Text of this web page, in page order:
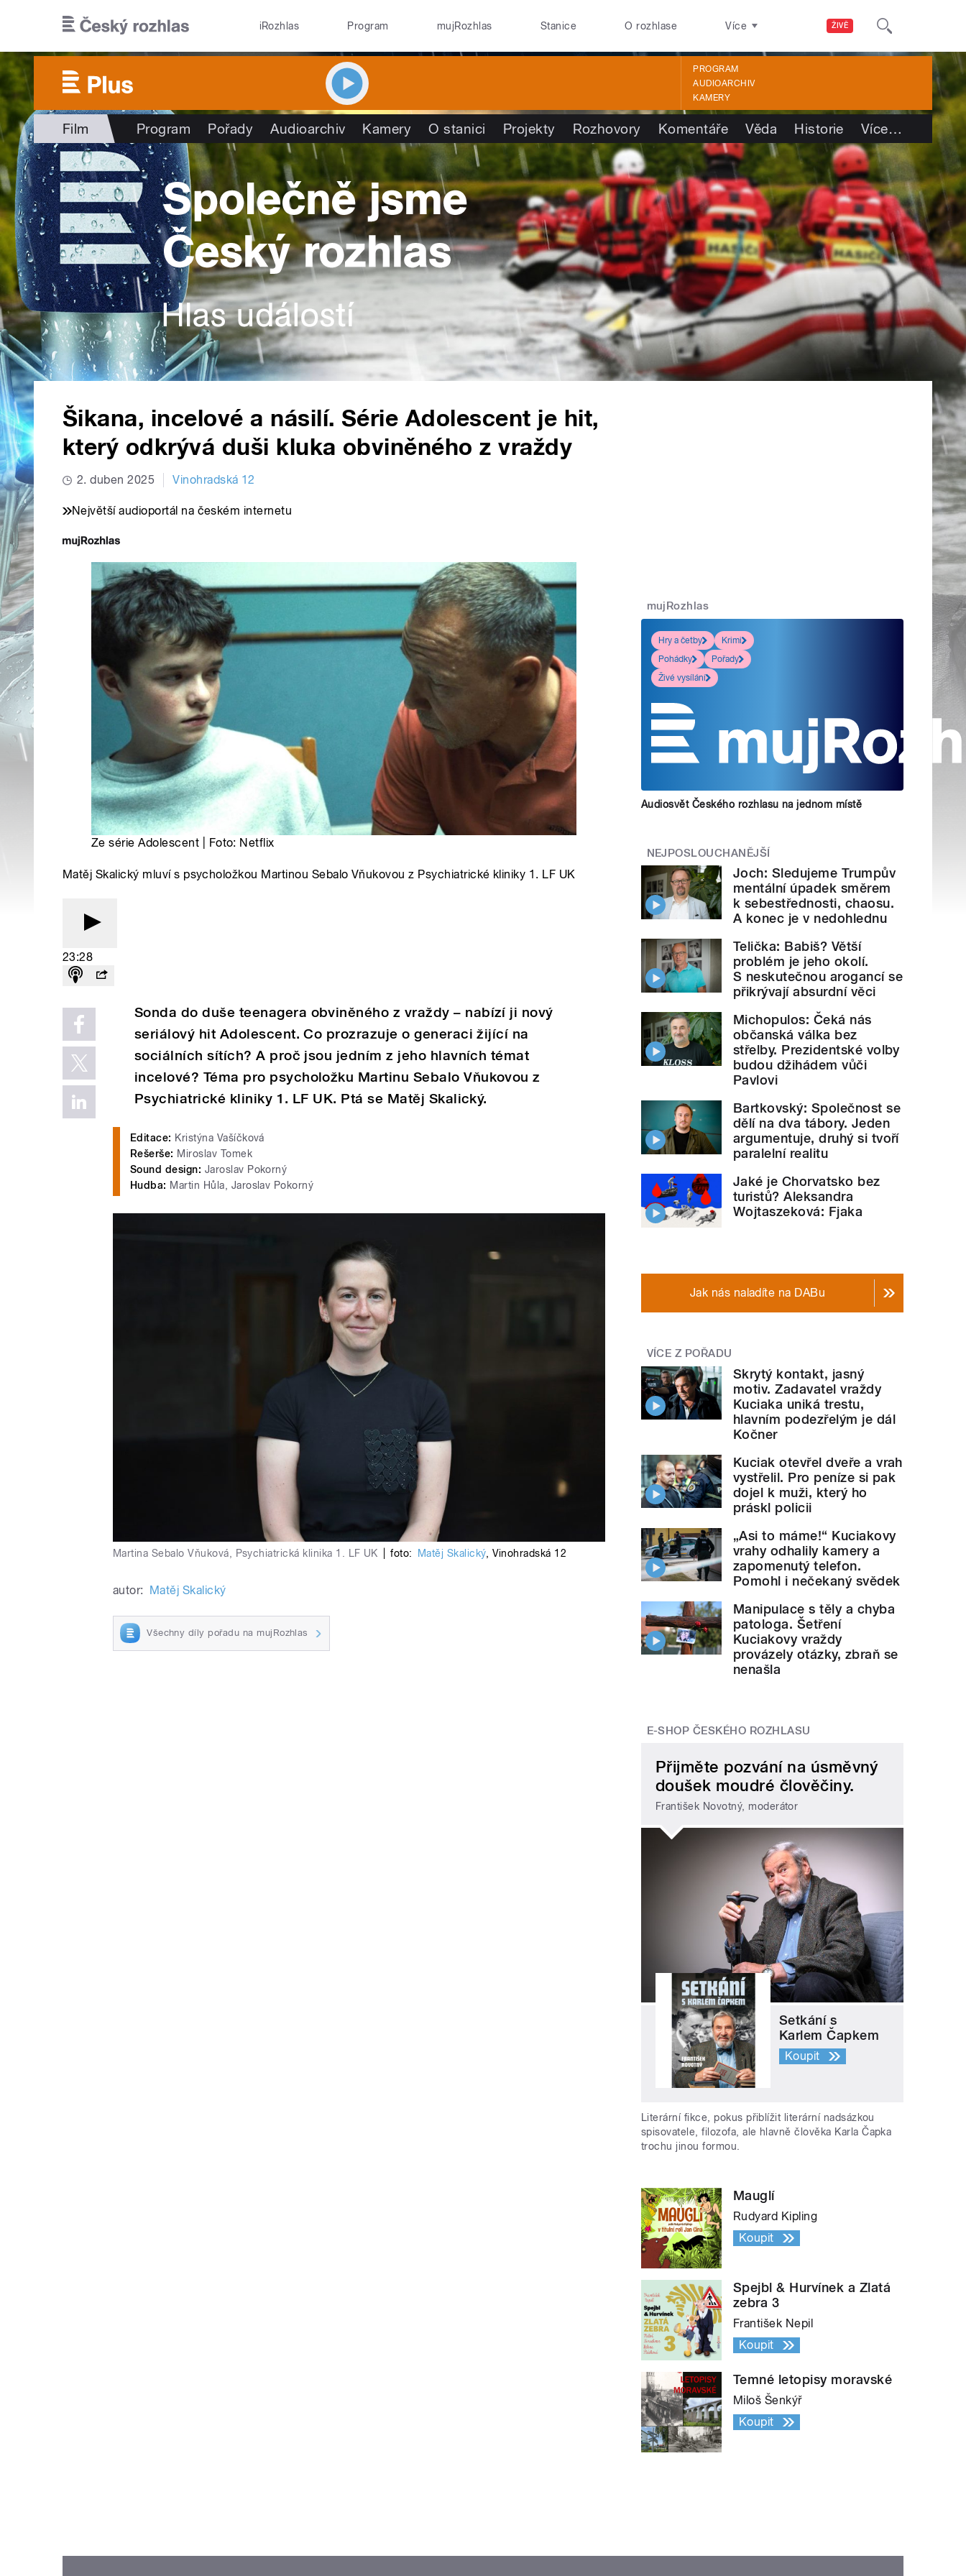
ŽIVĚ
iRozhlas Program mujRozhlas Stanice O rozhlase Více
PROGRAM
AUDIOARCHIV
KAMERY
Film Program Pořady Audioarchiv Kamery O stanici Projekty Rozhovory Komentáře Věda Historie Více…
Šikana, incelové a násilí. Série Adolescent je hit,
který odkrývá duši kluka obviněného z vraždy
2. duben 2025 Vinohradská 12
Největší audioportál na českém internetu
Ze série Adolescent | Foto: Netflix
Matěj Skalický mluví s psycholožkou Martinou Sebalo Vňukovou z Psychiatrické kliniky 1. LF UK
23:28
Sonda do duše teenagera obviněného z vraždy – nabízí ji nový
seriálový hit Adolescent. Co prozrazuje o generaci žijící na
sociálních sítích? A proč jsou jedním z jeho hlavních témat
incelové? Téma pro psycholožku Martinu Sebalo Vňukovou z
Psychiatrické kliniky 1. LF UK. Ptá se Matěj Skalický.
Editace: Kristýna Vašíčková
Rešerše: Miroslav Tomek
Sound design: Jaroslav Pokorný
Hudba: Martin Hůla, Jaroslav Pokorný
Martina Sebalo Vňuková, Psychiatrická klinika 1. LF UK foto: Matěj Skalický, Vinohradská 12
autor: Matěj Skalický
Všechny díly pořadu na mujRozhlas
mujRozhlas
Hry a četby
Krimi
Pohádky
Pořady
Živé vysílání
Audiosvět Českého rozhlasu na jednom místě
NEJPOSLOUCHANĚJŠÍ
Joch: Sledujeme Trumpův
mentální úpadek směrem
k sebestřednosti, chaosu.
A konec je v nedohlednu
Telička: Babiš? Větší
problém je jeho okolí.
S neskutečnou arogancí se
přikrývají absurdní věci
Michopulos: Čeká nás
občanská válka bez
střelby. Prezidentské volby
budou džihádem vůči
Pavlovi
Bartkovský: Společnost se
dělí na dva tábory. Jeden
argumentuje, druhý si tvoří
paralelní realitu
Jaké je Chorvatsko bez
turistů? Aleksandra
Wojtaszeková: Fjaka
Jak nás naladíte na DABu
VÍCE Z POŘADU
Skrytý kontakt, jasný
motiv. Zadavatel vraždy
Kuciaka uniká trestu,
hlavním podezřelým je dál
Kočner
Kuciak otevřel dveře a vrah
vystřelil. Pro peníze si pak
dojel k muži, který ho
práskl policii
„Asi to máme!“ Kuciakovy
vrahy odhalily kamery a
zapomenutý telefon.
Pomohl i nečekaný svědek
Manipulace s těly a chyba
patologa. Šetření
Kuciakovy vraždy
provázely otázky, zbraň se
nenašla
E-SHOP ČESKÉHO ROZHLASU
Přijměte pozvání na úsměvný
doušek moudré člověčiny.
František Novotný, moderátor
Setkání s
Karlem Čapkem
Koupit
Literární fikce, pokus přiblížit literární nadsázkou
spisovatele, filozofa, ale hlavně člověka Karla Čapka
trochu jinou formou.
Mauglí
Rudyard Kipling
Koupit
Spejbl & Hurvínek a Zlatá
zebra 3
František Nepil
Koupit
Temné letopisy moravské
Miloš Šenkýř
Koupit